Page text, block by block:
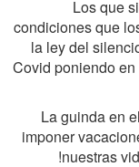
Los que
condiciones que
la ley del
Covid poniendo
La guinda en
imponer
nuestras